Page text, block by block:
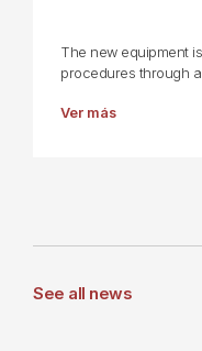
The new equipment
procedures through
Ver más
See all news